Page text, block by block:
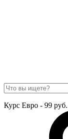
Курс Евро - 99 руб.